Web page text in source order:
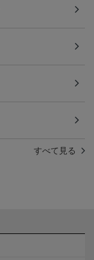
すべて見る